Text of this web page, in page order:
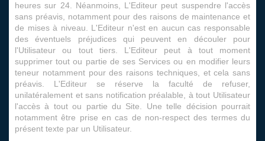
heures sur 24. Néanmoins, L'Editeur peut suspendre l'accès
sans préavis, notamment pour des raisons de maintenance et
de mises à niveau. L'Editeur n'est en aucun cas responsable
des éventuels préjudices qui peuvent en découler pour
l'Utilisateur ou tout tiers. L'Editeur peut à tout moment
supprimer tout ou partie de ses Services ou en modifier leurs
teneur notamment pour des raisons techniques, et cela sans
préavis. L'Editeur se réserve la faculté de refuser,
unilatéralement et sans notification préalable, à tout Utilisateur
l'accès à tout ou partie du Site. Une telle décision pourrait
notamment être prise en cas de non-respect des termes du
présent texte par un Utilisateur.